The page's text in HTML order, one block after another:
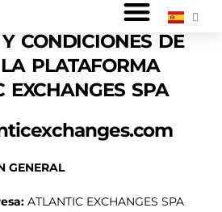
CONDICIONES DE
PLATAFORMA
EXCHANGES SPA
GENERAL
ATLANTIC EXCHANGES SPA